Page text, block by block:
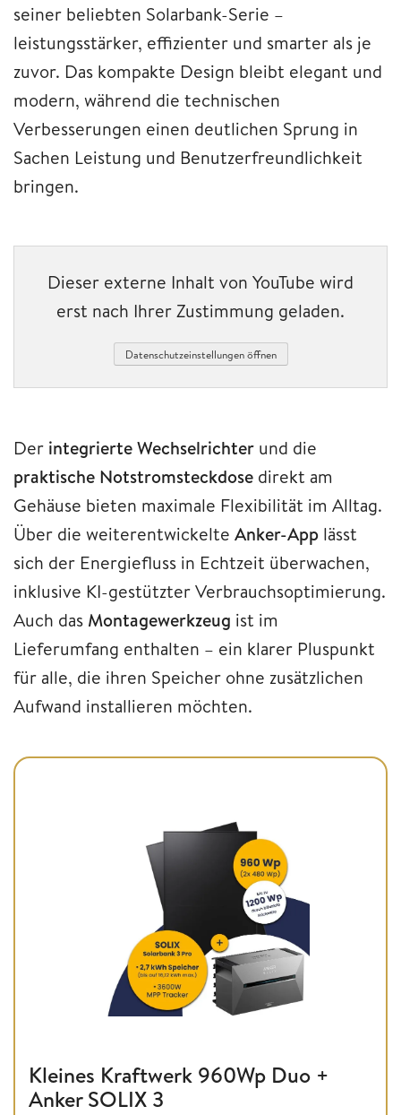
seiner beliebten Solarbank-Serie –
leistungsstärker, effizienter und smarter als je
zuvor. Das kompakte Design bleibt elegant und
modern, während die technischen
Verbesserungen einen deutlichen Sprung in
Sachen Leistung und Benutzerfreundlichkeit
bringen.
Dieser externe Inhalt von YouTube wird
erst nach Ihrer Zustimmung geladen.
Datenschutzeinstellungen öffnen
Der integrierte Wechselrichter und die
praktische Notstromsteckdose direkt am
Gehäuse bieten maximale Flexibilität im Alltag.
Über die weiterentwickelte Anker-App lässt
sich der Energiefluss in Echtzeit überwachen,
inklusive KI-gestützter Verbrauchsoptimierung.
Auch das Montagewerkzeug ist im
Lieferumfang enthalten – ein klarer Pluspunkt
für alle, die ihren Speicher ohne zusätzlichen
Aufwand installieren möchten.
Kleines Kraftwerk 960Wp Duo +
Anker SOLIX 3